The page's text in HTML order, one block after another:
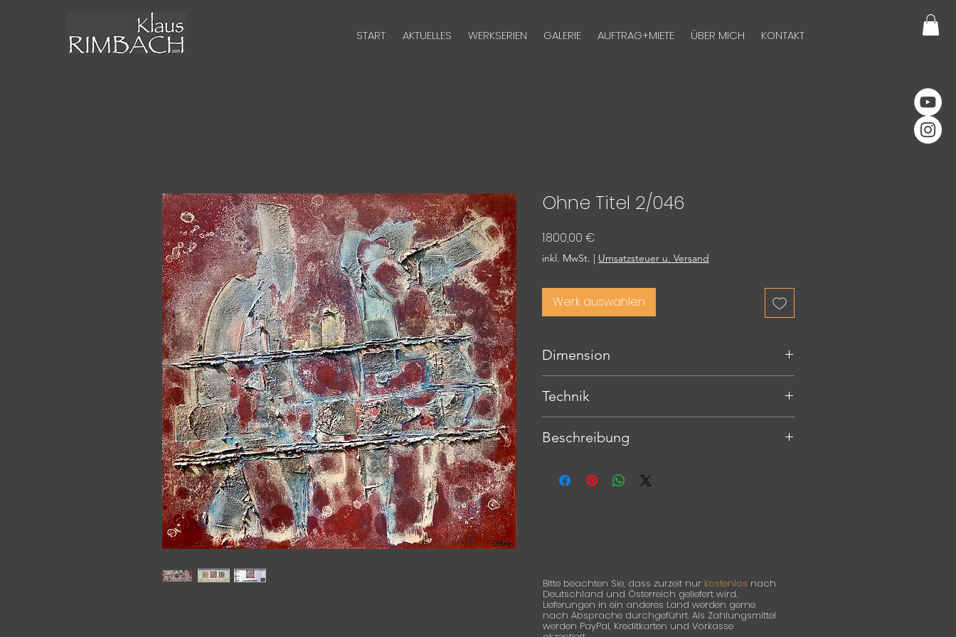
START AKTUELLES WERKSERIEN GALERIE AUFTRAG+MIETE ÜBER MICH KONTAKT
Ohne Titel 2/046
1.800,00 €
inkl. MwSt. | Umsatzsteuer u. Versand
Werk auswählen
Dimension
Technik
Beschreibung
Bitte beachten Sie, dass zurzeit nur kostenlos nach
Deutschland und Österreich geliefert wird.
Lieferungen in ein anderes Land werden gerne
nach Absprache durchgeführt. Als Zahlungsmittel
werden PayPal, Kreditkarten und Vorkasse